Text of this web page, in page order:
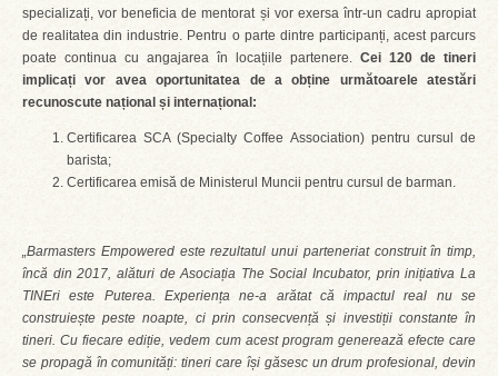
specializați, vor beneficia de mentorat și vor exersa într-un cadru apropiat
de realitatea din industrie. Pentru o parte dintre participanți, acest parcurs
poate continua cu angajarea în locațiile partenere. Cei 120 de tineri
implicați vor avea oportunitatea de a obține următoarele atestări
recunoscute național și internațional:
Certificarea SCA (Specialty Coffee Association) pentru cursul de
barista;
Certificarea emisă de Ministerul Muncii pentru cursul de barman.
„Barmasters Empowered este rezultatul unui parteneriat construit în timp,
încă din 2017, alături de Asociația The Social Incubator, prin inițiativa La
TINEri este Puterea. Experiența ne-a arătat că impactul real nu se
construiește peste noapte, ci prin consecvență și investiții constante în
tineri. Cu fiecare ediție, vedem cum acest program generează efecte care
se propagă în comunități: tineri care își găsesc un drum profesional, devin